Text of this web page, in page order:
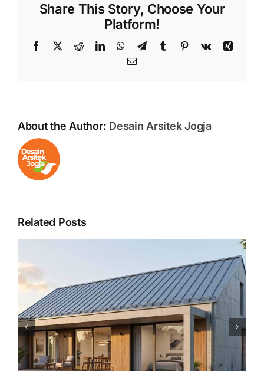
Share This Story, Choose Your
Platform!
Facebook
X RedditLinkedInWhatsApp
TelegramTumblr Pinterest
Vk
Xing
Email
About the Author: Desain Arsitek Jogja
Related Posts
Kokoh dan Estetik: 5
Keuntungan Memakai Besi
Hollow untuk Rangka Atap
Carport